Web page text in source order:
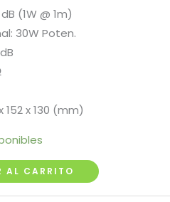
(1W @ 1m)
30W Poten.
152 x 130 (mm)
AL CARRITO